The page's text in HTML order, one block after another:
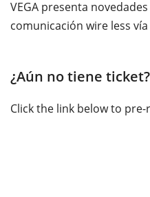
VEGA presenta
comunicación wire less
¿Aún no tiene ticket?
Click the link below to